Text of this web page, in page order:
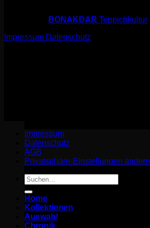
BONAKDAR Teppichkultur
Impressum Datenschutz
Impressum
Datenschutz
AGB
Privatsphäre-Einstellungen ändern
Suchen
nach:
Home
Kollektionen
Auswahl
Chronik